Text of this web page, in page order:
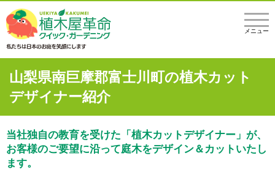
メニュー
山梨県南巨摩郡富士川町の植木カット
デザイナー紹介
当社独自の教育を受けた「植木カットデザイナー」が、
お客様のご要望に沿って庭木をデザイン＆カットいたし
ます。